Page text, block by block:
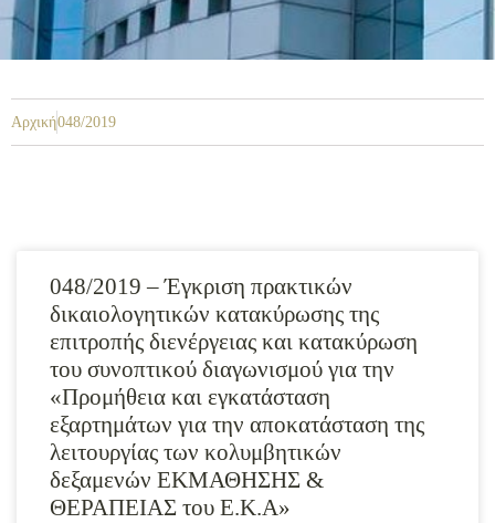
Αρχική048/2019
048/2019 – Έγκριση πρακτικών
δικαιολογητικών κατακύρωσης της
επιτροπής διενέργειας και κατακύρωση
του συνοπτικού διαγωνισμού για την
«Προμήθεια και εγκατάσταση
εξαρτημάτων για την αποκατάσταση της
λειτουργίας των κολυμβητικών
δεξαμενών ΕΚΜΑΘΗΣΗΣ &
ΘΕΡΑΠΕΙΑΣ του Ε.Κ.Α»